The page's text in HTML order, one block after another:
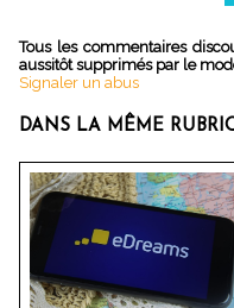
Tous les commentaires
aussitôt supprimés par le
Signaler un abus
DANS LA MÊME